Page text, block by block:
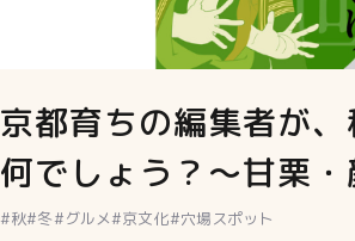
京都育ちの編集者が
何でしょう？～甘栗
#秋#冬#グルメ#京文化#穴場スポット